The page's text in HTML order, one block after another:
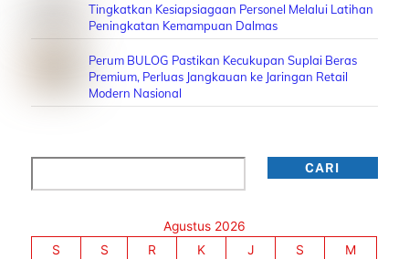
Tingkatkan Kesiapsiagaan Personel Melalui Latihan
Peningkatan Kemampuan Dalmas
Perum BULOG Pastikan Kecukupan Suplai Beras
Premium, Perluas Jangkauan ke Jaringan Retail
Modern Nasional
CARI
Agustus 2026
S
S R K J S
M